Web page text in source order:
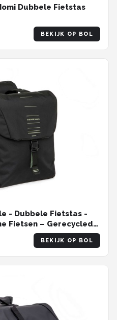
Dubbele Fietstas
BEKIJK OP BOL
- Dubbele Fietstas -
Fietsen – Gerecycled
- Groen
BEKIJK OP BOL